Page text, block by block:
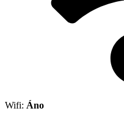
Wifi: Áno